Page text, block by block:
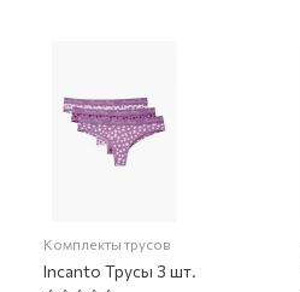
Комплекты трусов
Incanto Трусы 3 шт.